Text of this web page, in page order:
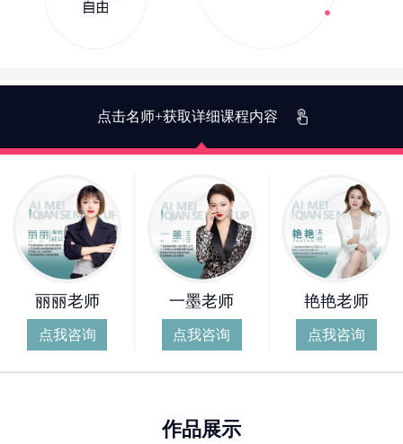
点击名师+获取详细课程内容
丽丽老师
点我咨询
一墨老师
点我咨询
艳艳老师
点我咨询
作品展示